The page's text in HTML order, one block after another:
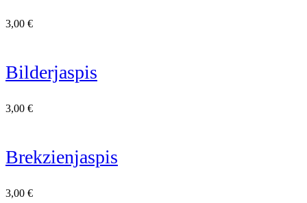
3,00 €
Bilderjaspis
3,00 €
Brekzienjaspis
3,00 €